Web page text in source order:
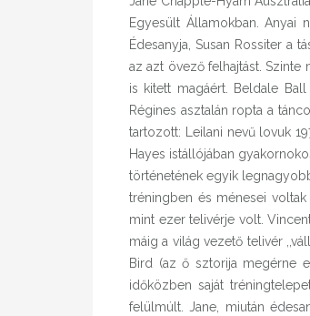
Egyesült Államokban. Anyai
Édesanyja, Susan Rossiter a
az azt övező felhajtást.
is kitett magáért. Beldale
Régines asztalán ropta a
tartozott: Leilani nevű lovuk
Hayes istállójában
történetének egyik
tréningben és ménesei
mint ezer telivérje volt.
máig a világ vezető telivér
Bird (az ő sztorija megérne
időközben saját
felülmúlt. Jane, miután